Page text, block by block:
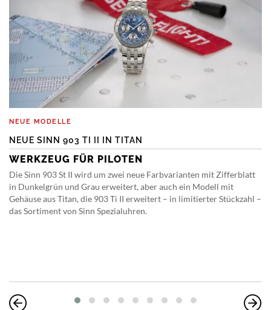
NEUE MODELLE
NEUE SINN 903 TI II IN TITAN
WERKZEUG FÜR PILOTEN
Die Sinn 903 St II wird um zwei neue Farbvarianten mit Zifferblatt
in Dunkelgrün und Grau erweitert, aber auch ein Modell mit
Gehäuse aus Titan, die 903 Ti II erweitert – in limitierter Stückzahl –
das Sortiment von Sinn Spezialuhren.